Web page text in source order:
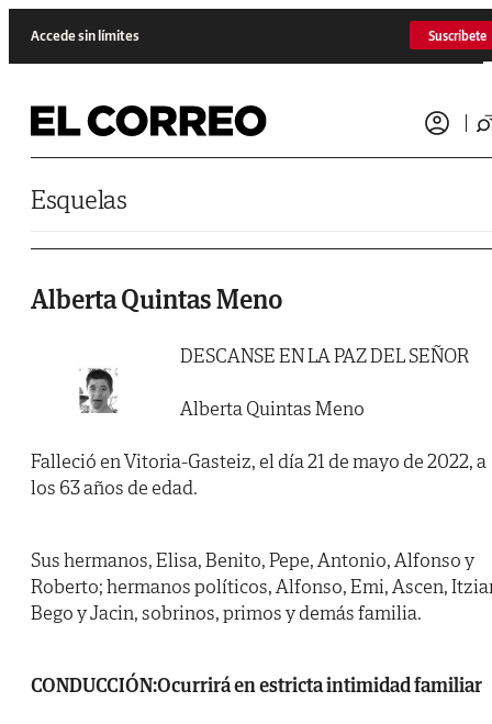
Accede sin límites Suscríbete
Esquelas
Alberta Quintas Meno
DESCANSE EN LA PAZ DEL SEÑOR
Alberta Quintas Meno
Falleció en Vitoria-Gasteiz, el día 21 de mayo de 2022, a
los 63 años de edad.
Sus hermanos, Elisa, Benito, Pepe, Antonio, Alfonso y
Roberto; hermanos políticos, Alfonso, Emi, Ascen,
Bego y Jacin, sobrinos, primos y demás familia.
CONDUCCIÓN:Ocurrirá en estricta intimidad familiar